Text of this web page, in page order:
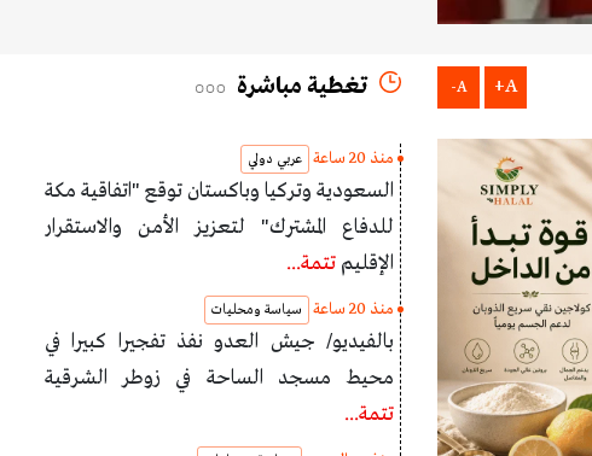
A+
A- تغطية مباشرة
منذ 20 ساعة عربي دولي
السعودية وتركيا وباكستان توقع "اتفاقية مكة
للدفاع المشترك" لتعزيز الأمن والاستقرار
الإقليم تتمة...
منذ 20 ساعة سياسة ومحليات
بالفيديو/ جيش العدو نفذ تفجيرا كبيرا في
محيط مسجد الساحة في زوطر الشرقية
تتمة...